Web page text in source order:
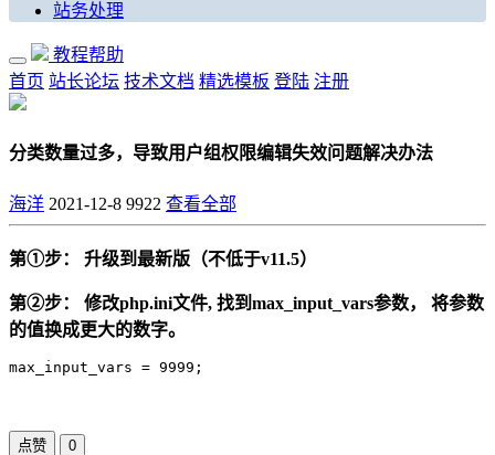
站务处理
教程帮助
首页 站长论坛 技术文档 精选模板 登陆 注册
分类数量过多，导致用户组权限编辑失效问题解决办法
海洋 2021-12-8 9922 查看全部
第①步： 升级到最新版（不低于v11.5）
第②步： 修改php.ini文件, 找到max_input_vars参数， 将参数
的值换成更大的数字。
max_input_vars = 9999;
点赞
0